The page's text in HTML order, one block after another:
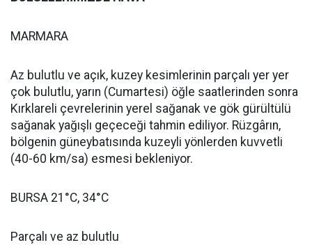
MARMARA
Az bulutlu ve açık, kuzey kesimlerinin parçalı yer yer
çok bulutlu, yarın (Cumartesi) öğle saatlerinden sonra
Kırklareli çevrelerinin yerel sağanak ve gök gürültülü
sağanak yağışlı geçeceği tahmin ediliyor. Rüzgârın,
bölgenin güneybatısında kuzeyli yönlerden kuvvetli
(40-60 km/sa) esmesi bekleniyor.
BURSA 21°C, 34°C
Parçalı ve az bulutlu